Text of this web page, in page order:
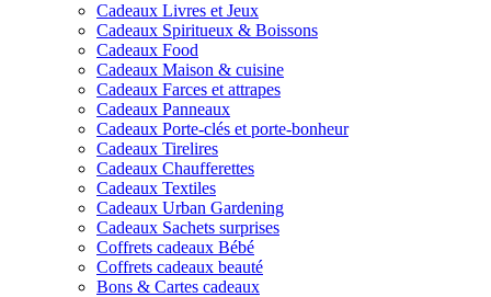
Cadeaux Livres et Jeux
Cadeaux Spiritueux & Boissons
Cadeaux Food
Cadeaux Maison & cuisine
Cadeaux Farces et attrapes
Cadeaux Panneaux
Cadeaux Porte-clés et porte-bonheur
Cadeaux Tirelires
Cadeaux Chaufferettes
Cadeaux Textiles
Cadeaux Urban Gardening
Cadeaux Sachets surprises
Coffrets cadeaux Bébé
Coffrets cadeaux beauté
Bons & Cartes cadeaux